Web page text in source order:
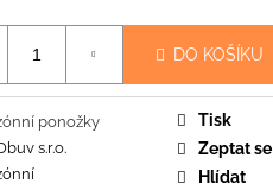
DO KOŠÍKU
ponožky
s.r.o.
Tisk
Zeptat se
Hlídat